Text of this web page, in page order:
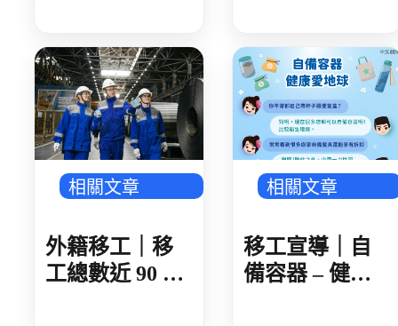
據實告知旅遊
史 遭開罰 1 萬
元
相關文章
外籍移工｜移
工總數近 90 萬
相關文章
移工宣導｜自
備容器 – 健康